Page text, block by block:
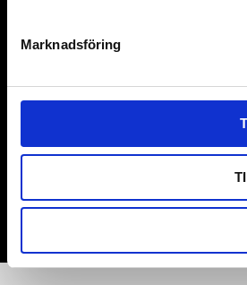
Marknadsföring